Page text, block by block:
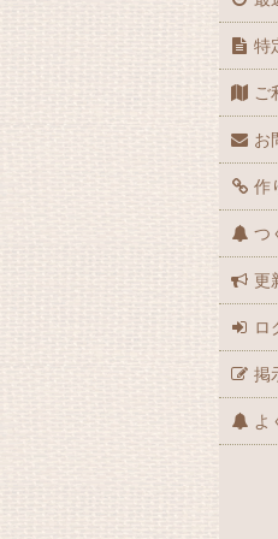
特
ご
お
作
つ
更
ロ
掲
よ